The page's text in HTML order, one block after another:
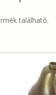
található.